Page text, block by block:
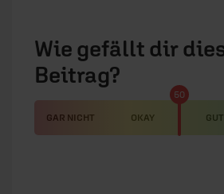
Wie gefällt dir
Beitrag?
GAR NICHT OKAY GUT
50